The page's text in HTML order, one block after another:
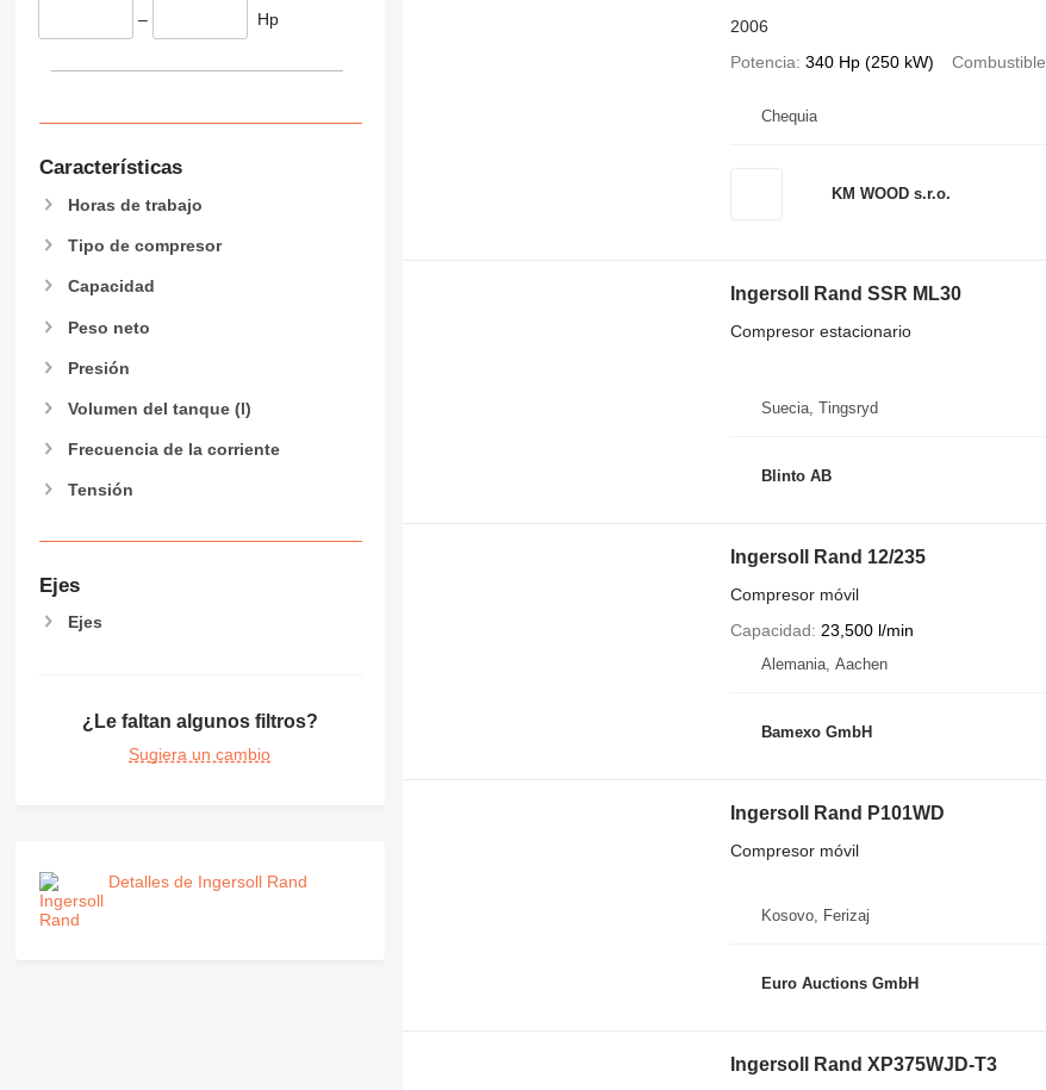
– Hp
Características
Horas de trabajo
Tipo de compresor
Capacidad
Peso neto
Presión
Volumen del tanque (l)
Frecuencia de la corriente
Tensión
Ejes
Ejes
¿Le faltan algunos filtros?
Sugiera un cambio
Detalles de Ingersoll Rand
2006
Potencia 340 Hp (250 kW) Combustible
Chequia
KM WOOD s.r.o.
Ingersoll Rand SSR ML30
Compresor estacionario
Suecia, Tingsryd
Blinto AB
Ingersoll Rand 12/235
Compresor móvil
Capacidad
23,500 l/min
Alemania, Aachen
Bamexo GmbH
Ingersoll Rand P101WD
Compresor móvil
Kosovo, Ferizaj
Euro Auctions GmbH
Ingersoll Rand XP375WJD-T3